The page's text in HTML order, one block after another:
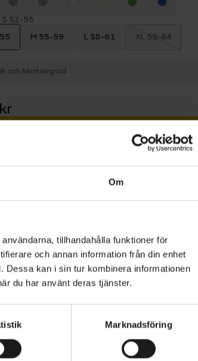
Om
tillhandahålla funktioner för
och annan information från din enhet
Dessa kan i sin tur kombinera informationen
du har använt deras tjänster.
Marknadsföring
S 52-55
M 55-59 L 58-61 XL 59-64
och hämtningstid
Lägg i varukorg
öppet köp 1 års fri service
för fritidscyklister.
luftflödet när du
skyddsteknik
som erbjuder vertikal